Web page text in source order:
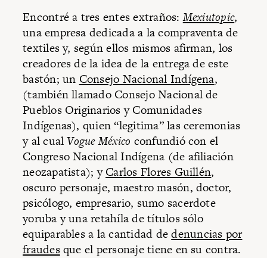
Encontré a tres entes extraños:Mexiutopic,
una empresa dedicada a la compraventa de
textiles y, según ellos mismos afirman, los
creadores de la idea de la entrega de este
bastón; un Consejo Nacional Indígena,
(también llamado Consejo Nacional de
Pueblos Originarios y Comunidades
Indígenas), quien “legitima” las ceremonias
y al cualVogue México confundió con el
Congreso Nacional Indígena (de afiliación
neozapatista); yCarlos Flores Guillén,
oscuro personaje, maestro masón, doctor,
psicólogo, empresario, sumo sacerdote
yoruba y una retahíla de títulos sólo
equiparables a la cantidad dedenuncias por
fraudesque el personaje tiene en su contra.